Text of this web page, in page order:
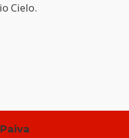
Cielo.